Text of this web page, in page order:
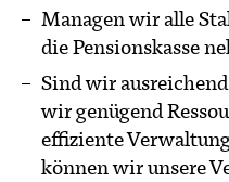
Managen wir alle
die Pensionskasse
Sind wir
wir genügend
effiziente
können wir unsere